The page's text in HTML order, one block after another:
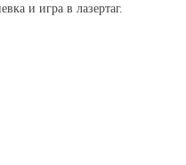
и игра в лазертаг.